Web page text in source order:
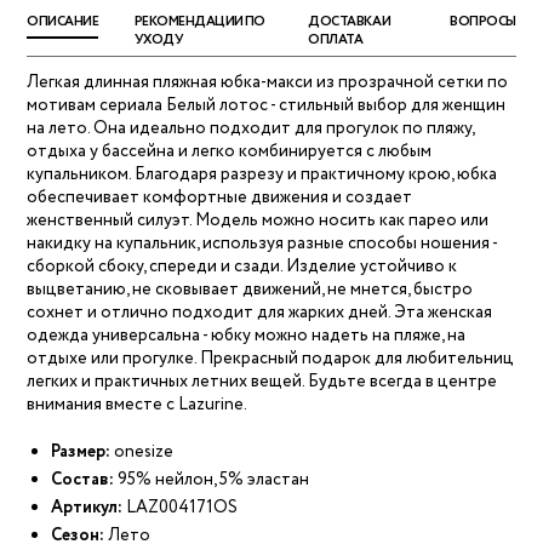
ОПИСАНИЕ
РЕКОМЕНДАЦИИ ПО
УХОДУ
ДОСТАВКА И
ОПЛАТА
ВОПРОСЫ
Легкая длинная пляжная юбка-макси из прозрачной сетки по
мотивам сериала Белый лотос - стильный выбор для женщин
на лето. Она идеально подходит для прогулок по пляжу,
отдыха у бассейна и легко комбинируется с любым
купальником. Благодаря разрезу и практичному крою, юбка
обеспечивает комфортные движения и создает
женственный силуэт. Модель можно носить как парео или
накидку на купальник, используя разные способы ношения -
сборкой сбоку, спереди и сзади. Изделие устойчиво к
выцветанию, не сковывает движений, не мнется, быстро
сохнет и отлично подходит для жарких дней. Эта женская
одежда универсальна - юбку можно надеть на пляже, на
отдыхе или прогулке. Прекрасный подарок для любительниц
легких и практичных летних вещей. Будьте всегда в центре
внимания вместе с Lazurine.
Размер: onesize
Состав: 95% нейлон, 5% эластан
Артикул: LAZ004171OS
Сезон: Лето